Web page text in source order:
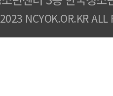
NCYOK.OR.KR ALL